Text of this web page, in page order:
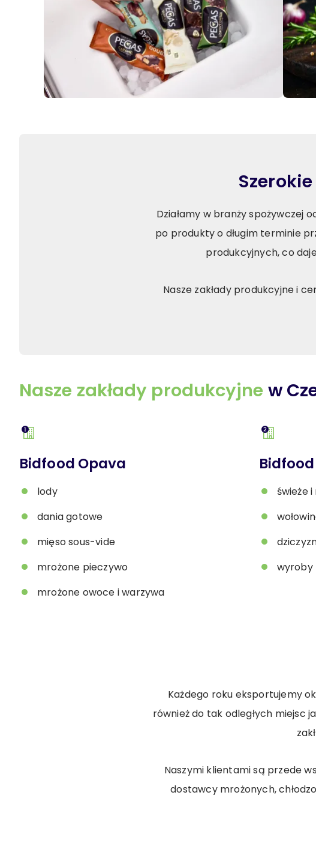
Działamy w branży spożywczej
po produkty o długim terminie
produkcyjnych, co
Nasze zakłady produkcyjne i
Nasze zakłady produkcyjne w
Bidfood Opava
lody
dania gotowe
mięso sous-vide
mrożone pieczywo
mrożone owoce i warzywa
świeże
wyroby
Każdego roku eksportujemy
również do tak odległych miejsc
Naszymi klientami są przede
dostawcy mrożonych,